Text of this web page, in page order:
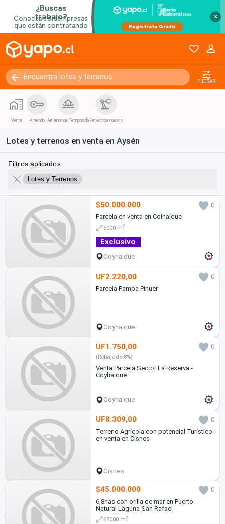
×
FILTRAR
Venta Arriendo Arriendo de Temporada Proyectos nuevos
Lotes y terrenos en venta en Aysén
Filtros aplicados
Lotes y Terrenos
$50.000.000
0
Parcela en venta en Coihaique
5000 m2
Exclusivo
Coyhaique
UF2.220,00
0
Parcela Pampa Pinuer
Coyhaique
UF1.750,00 0
(Rebajado 8%)
Venta Parcela Sector La Reserva -
Coyhaique
Coyhaique
UF8.309,00
0
Terreno Agrícola con potencial Turístico
en venta en Cisnes
Cisnes
$45.000.000
0
6,8has con orilla de mar en Puerto
Natural Laguna San Rafael
68000 m2